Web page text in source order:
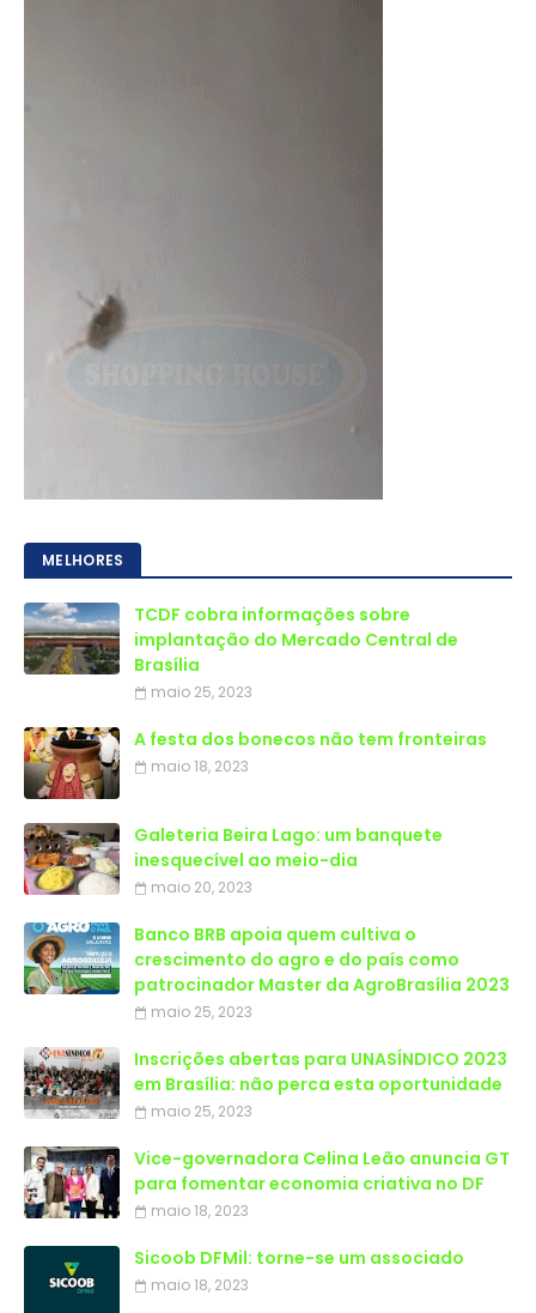
MELHORES
TCDF cobra informações sobre
implantação do Mercado Central de
Brasília
maio 25, 2023
A festa dos bonecos não tem fronteiras
maio 18, 2023
Galeteria Beira Lago: um banquete
inesquecível ao meio-dia
maio 20, 2023
Banco BRB apoia quem cultiva o
crescimento do agro e do país como
patrocinador Master da AgroBrasília 2023
maio 25, 2023
Inscrições abertas para UNASÍNDICO 2023
em Brasília: não perca esta oportunidade
maio 25, 2023
Vice-governadora Celina Leão anuncia GT
para fomentar economia criativa no DF
maio 18, 2023
Sicoob DFMil: torne-se um associado
maio 18, 2023